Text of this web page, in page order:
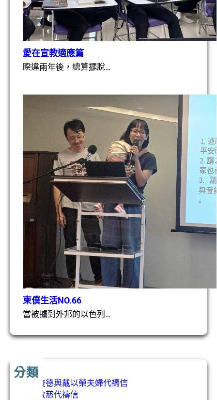
愛在宣教適應篇
睽違兩年後，總算擺脫…
柬僕生活NO.66
當被擄到外邦的以色列…
分類
吳俊德與戴以榮夫婦代禱信
張敬慈代禱信